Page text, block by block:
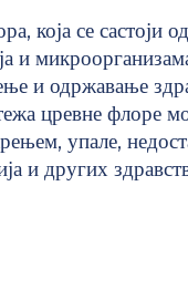
која се састоји
и
и одржавање
цревне флоре
упале,
и других